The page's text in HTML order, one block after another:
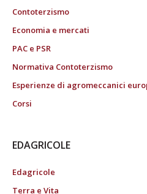
Contoterzismo
Economia e mercati
PAC e PSR
Normativa Contoterzismo
Esperienze di agromeccanici
Corsi
EDAGRICOLE
Edagricole
Terra e Vita